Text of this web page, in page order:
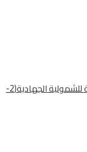
دويلة الجولاني: أو الإفرازات الرثة للشمولية الجهادية(2-